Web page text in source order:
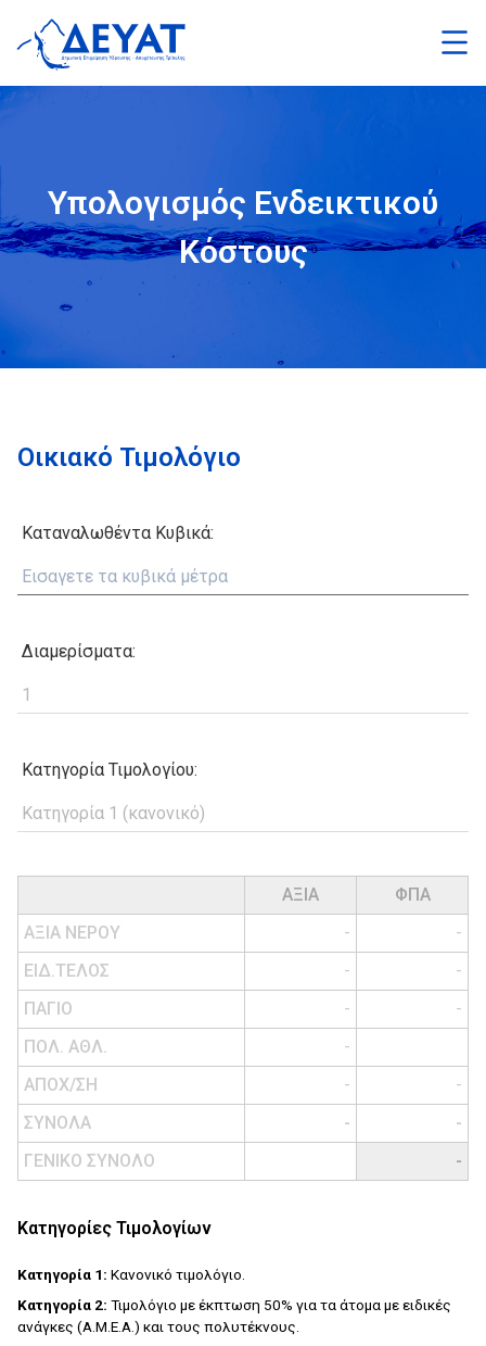
Παράκαμψη
προς
κυρίως
Υπολογισμός Ενδεικτικού
Κόστους
Οικιακό Τιμολόγιο
Καταναλωθέντα Κυβικά:
Διαμερίσματα:
Κατηγορία Τιμολογίου:
ΑΞΙΑ
ΦΠΑ
ΑΞΙΑ ΝΕΡΟΥ
-
-
ΕΙΔ.ΤΕΛΟΣ
-
-
ΠΑΓΙΟ
-
-
ΠΟΛ. ΑΘΛ.
-
ΑΠΟΧ/ΣΗ
-
-
ΣΥΝΟΛΑ
-
-
ΓΕΝΙΚΟ ΣΥΝΟΛΟ
-
Κατηγορίες Τιμολογίων
Κατηγορία 1: Κανονικό τιμολόγιο.
Κατηγορία 2: Τιμολόγιο με έκπτωση 50% για τα άτομα με ειδικές
ανάγκες (Α.Μ.Ε.Α.) και τους πολυτέκνους.